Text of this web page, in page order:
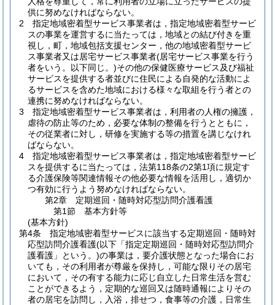
供に努めなければならない。
2
指定地域密着型サービス事業者は，指定地域密着型サービ
スの事業を運営するに当たっては，地域との結び付きを重
視し，町，地域包括支援センター，他の地域密着型サービ
ス事業者又は居宅サービス事業者(居宅サービス事業を行う
者をいう。以下同じ。)その他の保健医療サービス及び福祉
サービスを提供する者並びに住民による自発的な活動によ
るサービスを含めた地域における様々な取組を行う者との
連携に努めなければならない。
3
指定地域密着型サービス事業者は，利用者の人権の擁護，
虐待の防止等のため，必要な体制の整備を行うとともに，
その従業者に対し，研修を実施する等の措置を講じなけれ
ばならない。
4
指定地域密着型サービス事業者は，指定地域密着型サービ
スを提供するに当たっては，法第118条の2第1項に規定す
る介護保険等関連情報その他必要な情報を活用し，適切か
つ有効に行うよう努めなければならない。
第2章
定期巡回・随時対応型訪問介護看護
第1節
基本方針等
(基本方針)
第4条
指定地域密着型サービスに該当する定期巡回・随時対
応型訪問介護看護(以下「指定定期巡回・随時対応型訪問介
護看護」という。)の事業は，要介護状態となった場合にお
いても，その利用者が尊厳を保持し，可能な限りその居宅
において，その有する能力に応じ自立した日常生活を営む
ことができるよう，定期的な巡回又は随時通報によりその
者の居宅を訪問し，入浴，排せつ，食事等の介護，日常生